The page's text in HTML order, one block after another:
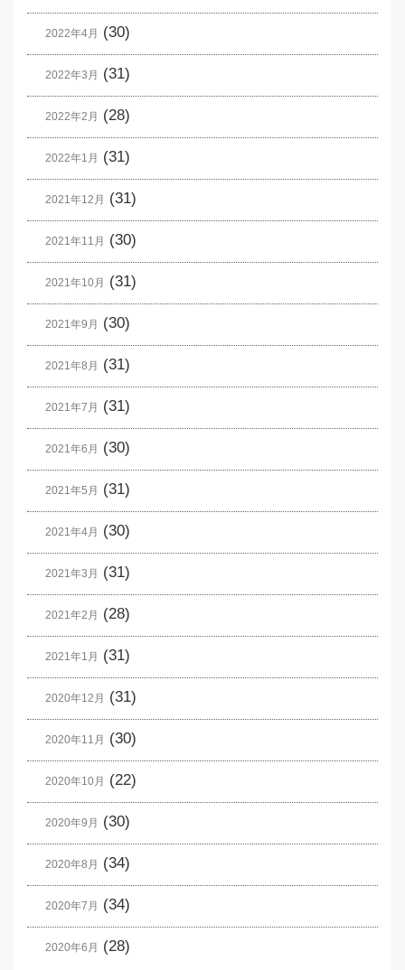
2022年4月 (30)
2022年3月 (31)
2022年2月 (28)
2022年1月 (31)
2021年12月 (31)
2021年11月 (30)
2021年10月 (31)
2021年9月 (30)
2021年8月 (31)
2021年7月 (31)
2021年6月 (30)
2021年5月 (31)
2021年4月 (30)
2021年3月 (31)
2021年2月 (28)
2021年1月 (31)
2020年12月 (31)
2020年11月 (30)
2020年10月 (22)
2020年9月 (30)
2020年8月 (34)
2020年7月 (34)
2020年6月 (28)